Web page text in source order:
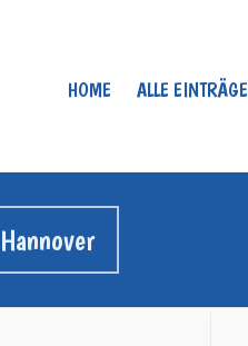
HOME ALLE EINTRÄGE